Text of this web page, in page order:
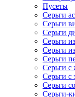
Пусеты
Серьги
Серьги
Серьги
Серьги
Серьги
Серьги
Серьги с
Серьги с
Серьги
Серьги-